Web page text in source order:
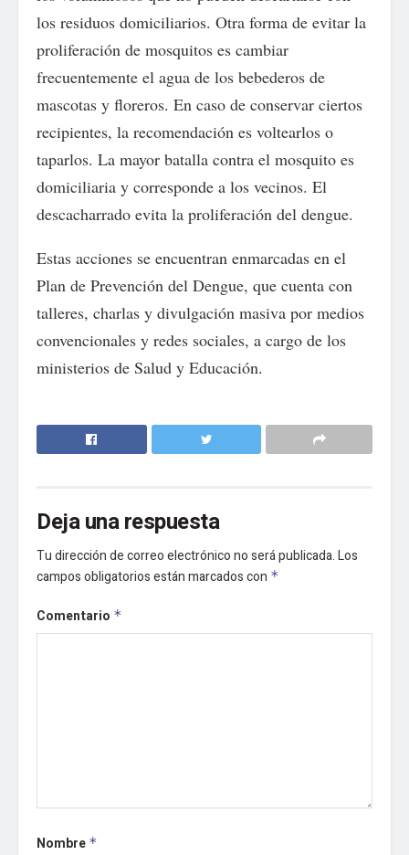
los residuos domiciliarios. Otra forma de evitar la
proliferación de mosquitos es cambiar
frecuentemente el agua de los bebederos de
mascotas y floreros. En caso de conservar ciertos
recipientes, la recomendación es voltearlos o
taparlos. La mayor batalla contra el mosquito es
domiciliaria y corresponde a los vecinos. El
descacharrado evita la proliferación del dengue.
Estas acciones se encuentran enmarcadas en el
Plan de Prevención del Dengue, que cuenta con
talleres, charlas y divulgación masiva por medios
convencionales y redes sociales, a cargo de los
ministerios de Salud y Educación.
Deja una respuesta
Tu dirección de correo electrónico no será publicada.Los
campos obligatorios están marcados con *
Comentario *
Nombre *